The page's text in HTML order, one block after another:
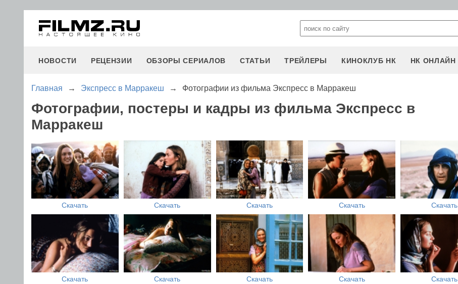
НОВОСТИ РЕЦЕНЗИИ ОБЗОРЫ СЕРИАЛОВ СТАТЬИ ТРЕЙЛЕРЫ КИНОКЛУБ НК НК ОНЛАЙН
Главная → Экспресс в Марракеш → Фотографии из фильма Экспресс в Марракеш
Фотографии, постеры и кадры из фильма Экспресс в
Марракеш
Скачать Скачать Скачать Скачать Скачать
Скачать Скачать Скачать Скачать Скачать